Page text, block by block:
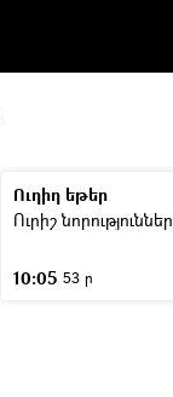
Ուղիղ եթեր
Ուրիշ նորություններ
10:05 53 ր